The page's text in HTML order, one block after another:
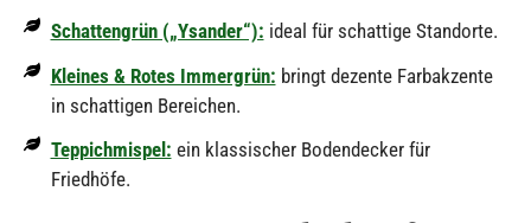
Schattengrün („Ysander“): ideal für schattige Standorte.
Kleines & Rotes Immergrün: bringt dezente Farbakzente
in schattigen Bereichen.
Teppichmispel: ein klassischer Bodendecker für
Friedhöfe.